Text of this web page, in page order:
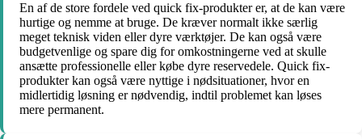
En af de store fordele ved quick fix-produkter er, at de kan være
hurtige og nemme at bruge. De kræver normalt ikke særlig
meget teknisk viden eller dyre værktøjer. De kan også være
budgetvenlige og spare dig for omkostningerne ved at skulle
ansætte professionelle eller købe dyre reservedele. Quick fix-
produkter kan også være nyttige i nødsituationer, hvor en
midlertidig løsning er nødvendig, indtil problemet kan løses
mere permanent.